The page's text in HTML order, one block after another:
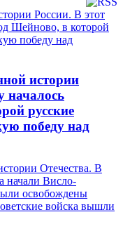
истории
началось
русские
победу над